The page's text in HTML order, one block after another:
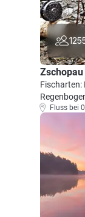
Fischarten:
Fluss bei